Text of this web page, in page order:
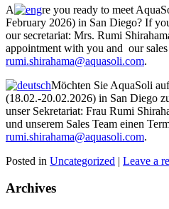
A
re you ready to meet
February 2026) in San Diego? If
our secretariat: Mrs. Rumi
appointment with you and our sales
rumi.shirahama@aquasoli.com.
Möchten Sie AquaSoli
(18.02.-20.02.2026) in San Diego
unser Sekretariat: Frau Rumi
und unserem Sales Team einen
rumi.shirahama@aquasoli.com.
Posted in Uncategorized | Leave a
Archives